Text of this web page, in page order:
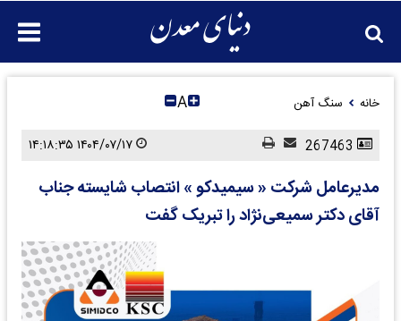
خانه سنگ آهن A
مدیرعامل شرکت « سیمیدکو » انتصاب شایسته جناب
آقای دکتر سمیعی‌نژاد را تبریک گفت